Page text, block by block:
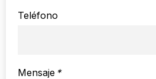
Teléfono
*
Mensaje